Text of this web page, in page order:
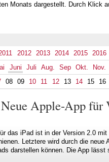
Monats dargestellt. Durch Klick
2012 2013 2014 2015 2016
Juni Juli Aug. Sep Okt. Nov.
08 09 10 11 12 13 14 15 16
Apple-App für
das iPad ist in der Version 2.0
Letztere wird durch die
darstellen können. Die App lässt